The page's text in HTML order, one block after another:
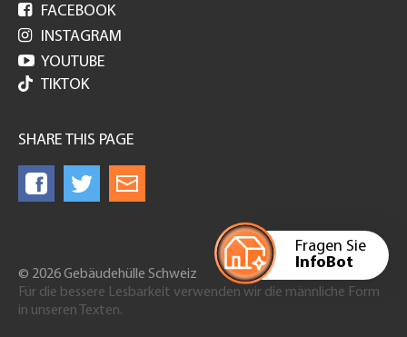
Fragen Sie
InfoBot
 FACEBOOK
 INSTAGRAM
 YOUTUBE
TIKTOK
SHARE THIS PAGE
© 2026 Gebäudehülle Schweiz
Für die bessere Lesbarkeit verwenden wir die männliche Form
in unseren Texten.